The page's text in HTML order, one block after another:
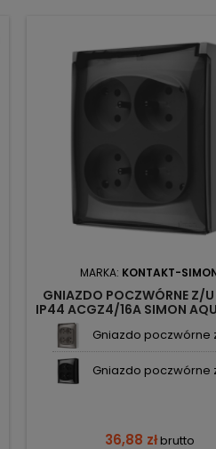
MARKA: KONTAKT-
GNIAZDO POCZWÓRNE Z/U
IP44 ACGZ4/16A SIMON
Gniazdo poczwórne
Gniazdo poczwórne
36,88 złbrutto